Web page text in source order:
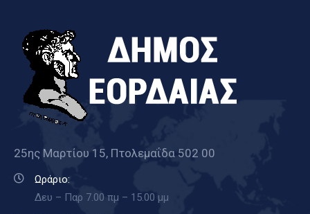
25ης Μαρτίου 15, Πτολεμαΐδα 502 00
Ωράριο:
Δευ – Παρ 7.00 πμ – 15.00 μμ